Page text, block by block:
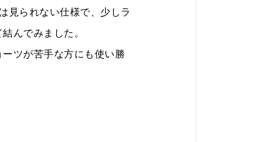
見られない仕様で、少しラ
んでみました。
ツが苦手な方にも使い勝